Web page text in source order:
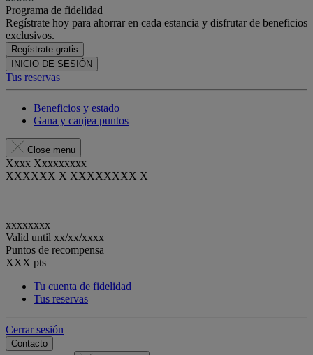
Programa de fidelidad
Regístrate hoy para ahorrar en cada estancia y disfrutar de beneficios
exclusivos.
Regístrate gratis
INICIO DE SESIÓN
Tus reservas
Beneficios y estado
Gana y canjea puntos
Close menu
Xxxx Xxxxxxxxx
XXXXXX X XXXXXXXX X
xxxxxxxx
Valid until xx/xx/xxxx
Puntos de recompensa
XXX pts
Tu cuenta de fidelidad
Tus reservas
Cerrar sesión
Contacto